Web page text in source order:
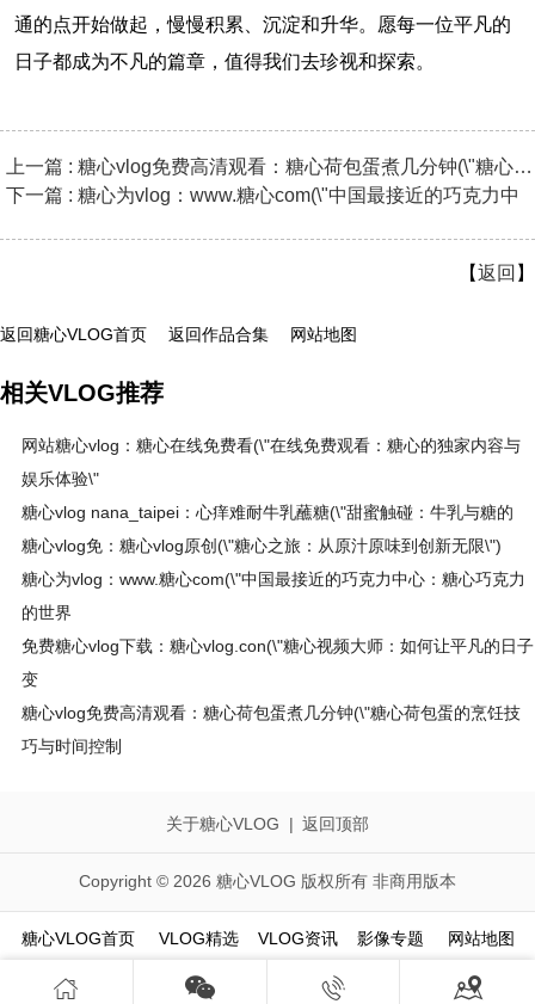
通的点开始做起，慢慢积累、沉淀和升华。愿每一位平凡的
日子都成为不凡的篇章，值得我们去珍视和探索。
上一篇 : 糖心vlog免费高清观看：糖心荷包蛋煮几分钟(\"糖心荷包蛋
下一篇 : 糖心为vlog：www.糖心com(\"中国最接近的巧克力中
【返回 】
返回糖心VLOG首页 返回作品合集 网站地图
相关VLOG推荐
网站糖心vlog：糖心在线免费看(\"在线免费观看：糖心的独家内容与
娱乐体验\"
糖心vlog nana_taipei：心痒难耐牛乳蘸糖(\"甜蜜触碰：牛乳与糖的
糖心vlog免：糖心vlog原创(\"糖心之旅：从原汁原味到创新无限\")
糖心为vlog：www.糖心com(\"中国最接近的巧克力中心：糖心巧克力
的世界
免费糖心vlog下载：糖心vlog.con(\"糖心视频大师：如何让平凡的日子
变
糖心vlog免费高清观看：糖心荷包蛋煮几分钟(\"糖心荷包蛋的烹饪技
巧与时间控制
关于糖心VLOG | 返回顶部
Copyright © 2026 糖心VLOG 版权所有 非商用版本
糖心VLOG首页 VLOG精选 VLOG资讯 影像专题 网站地图
   